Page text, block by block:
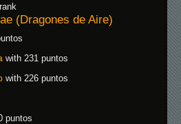
(Dragones de Aire)
with 231 puntos
with 226 puntos
puntos